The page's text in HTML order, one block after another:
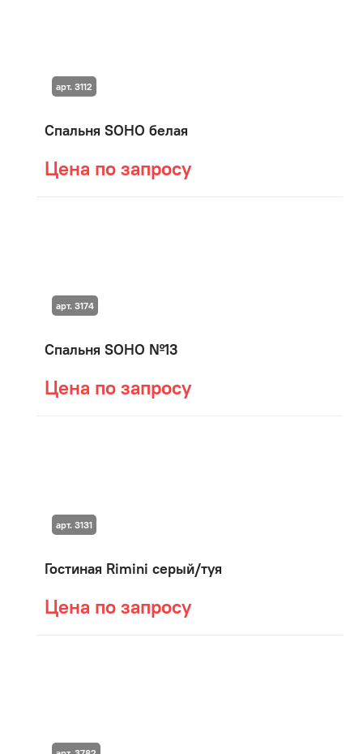
Спальня SOHO белая
Цена по запросу
арт. 3112
Спальня SOHO №13
Цена по запросу
арт. 3174
Гостиная Rimini серый/туя
Цена по запросу
арт. 3131